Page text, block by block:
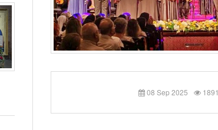
08 Sep 2025 1891